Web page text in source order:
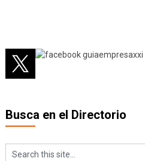
Busca en el Directorio